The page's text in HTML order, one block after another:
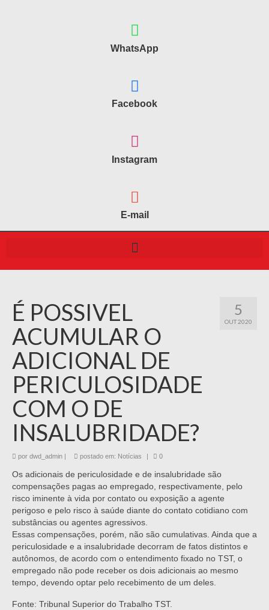
WhatsApp
Facebook
Instagram
E-mail
5
OUT 2020
É POSSIVEL
ACUMULAR O
ADICIONAL DE
PERICULOSIDADE
COM O DE
INSALUBRIDADE?
por dwd_admin postado em: Notícias 0
Os adicionais de periculosidade e de insalubridade são
compensações pagas ao empregado, respectivamente, pelo
risco iminente à vida por contato ou exposição a agente
perigoso e pelo risco à saúde diante do contato cotidiano com
substâncias ou agentes agressivos.
Essas compensações, porém, não são cumulativas. Ainda que a
periculosidade e a insalubridade decorram de fatos distintos e
autônomos, de acordo com o entendimento fixado no TST, o
empregado não pode receber os dois adicionais ao mesmo
tempo, devendo optar pelo recebimento de um deles.
Fonte: Tribunal Superior do Trabalho TST.